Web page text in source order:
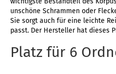
unschöne Schrammen oder
Sie sorgt auch für eine leichte
passt. Der Hersteller hat dieses
Platz für 6